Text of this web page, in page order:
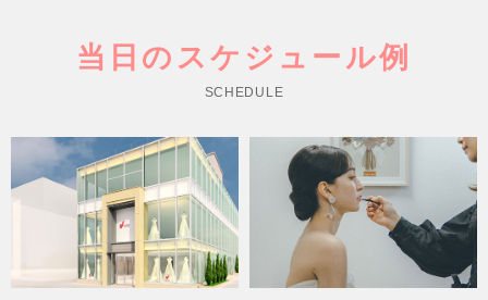
当日のスケジュール例
SCHEDULE